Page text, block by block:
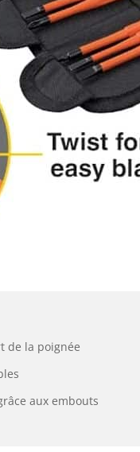
de la poignée
aux embouts